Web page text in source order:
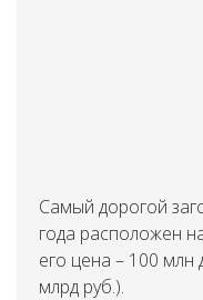
Самый дорогой
года расположен
его цена – 100 млн
млрд руб.).